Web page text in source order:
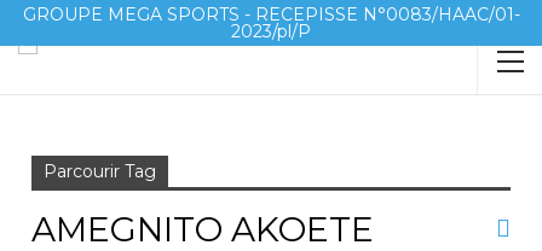
GROUPE MEGA SPORTS - RECEPISSE N°0083/HAAC/01-
2023/pl/P
Parcourir Tag
AMEGNITO AKOETE